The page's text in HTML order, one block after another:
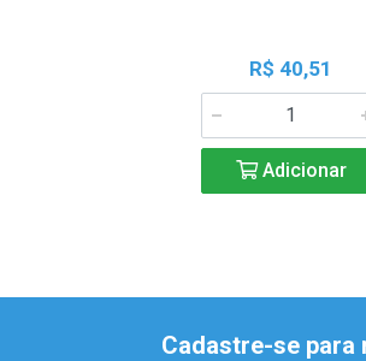
R$ 40,51
Adicionar
Cadastre-se